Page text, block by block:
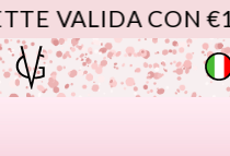
VALIDA CON